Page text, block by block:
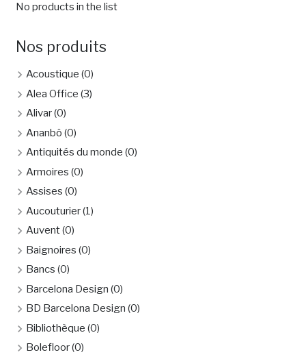
No products in the list
Nos produits
Acoustique (0)
Alea Office (3)
Alivar(0)
Ananbô (0)
Antiquités du monde (0)
Armoires (0)
Assises (0)
Aucouturier(1)
Auvent(0)
Baignoires (0)
Bancs (0)
Barcelona Design (0)
BD Barcelona Design (0)
Bibliothèque (0)
Bolefloor(0)